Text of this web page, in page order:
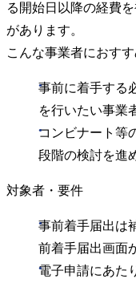
る開始日以降の経費
があります。
こんな事業者におす
事前に着手する
を行いたい事業
コンビナート等
段階の検討を進
対象者・要件
事前着手届出は
前着手届出画面
電子申請にあた